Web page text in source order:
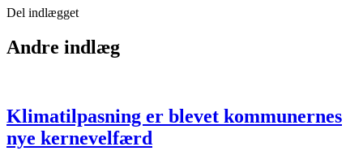
Del indlægget
Andre indlæg
Klimatilpasning er blevet kommunernes
nye kernevelfærd